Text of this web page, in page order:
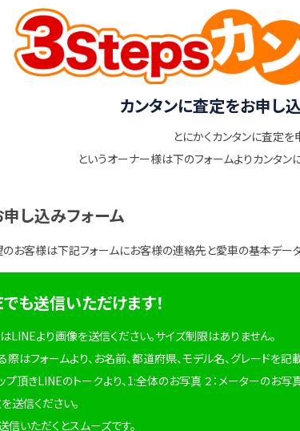
カンタンに査定をお申し
とにかくカンタンに査定を
というオーナー様は下のフォームよりカンタ
し込みフォーム
のお客様は下記フォームにお客様の連絡先と愛車の基本デー
も送信いただけます！
LINEより画像を送信ください。サイズ制限はありません。
はフォームより、お名前、都道府県、モデル名、グレードを記
プ頂きLINEのトークより、1:全体のお写真 ２：メーターのお
送信ください。
いただくとスムーズです。